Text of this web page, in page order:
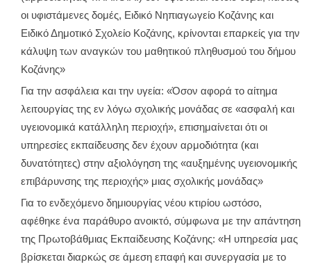
οι υφιστάμενες δομές, Ειδικό Νηπιαγωγείο Κοζάνης και
Ειδικό Δημοτικό Σχολείο Κοζάνης, κρίνονται επαρκείς για την
κάλυψη των αναγκών του μαθητικού πληθυσμού του δήμου
Κοζάνης»
Για την ασφάλεια και την υγεία: «Όσον αφορά το αίτημα
λειτουργίας της εν λόγω σχολικής μονάδας σε «ασφαλή και
υγειονομικά κατάλληλη περιοχή», επισημαίνεται ότι οι
υπηρεσίες εκπαίδευσης δεν έχουν αρμοδιότητα (και
δυνατότητες) στην αξιολόγηση της «αυξημένης υγειονομικής
επιβάρυνσης της περιοχής» μιας σχολικής μονάδας»
Για το ενδεχόμενο δημιουργίας νέου κτιρίου ωστόσο,
αφέθηκε ένα παράθυρο ανοικτό, σύμφωνα με την απάντηση
της Πρωτοβάθμιας Εκπαίδευσης Κοζάνης: «Η υπηρεσία μας
βρίσκεται διαρκώς σε άμεση επαφή και συνεργασία με το